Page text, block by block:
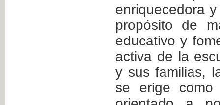
enriquecedora
propósito de
educativo y
activa de la
y sus familias,
se erige como